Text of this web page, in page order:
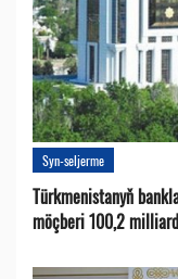
Syn-seljerme
Türkmenistanyň
möçberi 100,2